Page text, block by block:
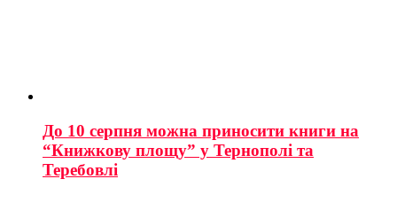
До 10 серпня можна приносити книги на
“Книжкову площу” у Тернополі та
Теребовлі